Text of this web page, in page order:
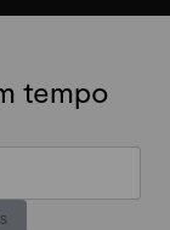
tempo